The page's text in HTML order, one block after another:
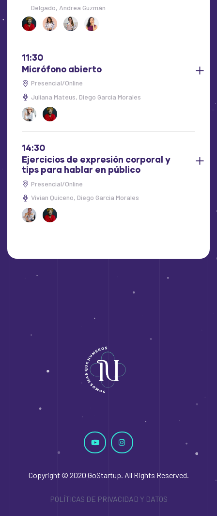
Delgado Andrea Guzmán
11:30
Micrófono abierto
Presencial/Online
Juliana Mateus Diego Garcia Morales
14:30
Ejercicios de expresión corporal y
tips para hablar en público
Presencial/Online
Vivian Quiceno Diego Garcia Morales
Copyright © 2020 GoStartup. All Rights Reserved.
POLÍTICAS DE PRIVACIDAD Y DATOS